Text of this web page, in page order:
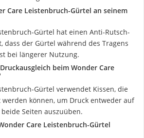
Care Leistenbruch-Gürtel an seinem
Gürtel hat einen Anti-Rutsch-
dass der Gürtel während des Tragens
bei längerer Nutzung.
beim Wonder Care
Gürtel verwendet Kissen, die
können, um Druck entweder auf
Seiten auszuüben.
Care Leistenbruch-Gürtel